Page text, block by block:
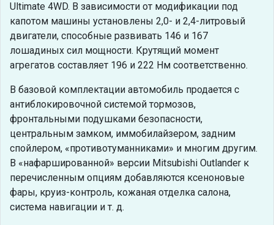
Ultimate 4WD. В зависимости от модификации под
капотом машины установлены 2,0- и 2,4-литровый
двигатели, способные развивать 146 и 167
лошадиных сил мощности. Крутящий момент
агрегатов составляет 196 и 222 Нм соответственно.
В базовой комплектации автомобиль продается с
антиблокировочной системой тормозов,
фронтальными подушками безопасности,
центральным замком, иммобилайзером, задним
спойлером, «противотуманниками» и многим другим.
В «нафаршированной» версии Mitsubishi Outlander к
перечисленным опциям добавляются ксеноновые
фары, круиз-контроль, кожаная отделка салона,
система навигации и т. д.